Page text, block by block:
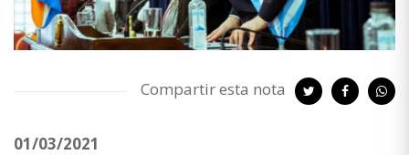
Compartir esta nota
01/03/2021